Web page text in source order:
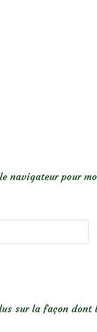
navigateur pour
sur la façon dont